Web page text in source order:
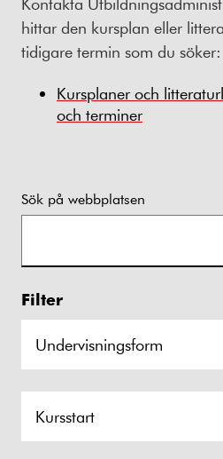
hittar den kursplan eller
tidigare termin som du söker:
Kursplaner och
och terminer
Sök på webbplatsen
Filter
Undervisningsform
Kursstart